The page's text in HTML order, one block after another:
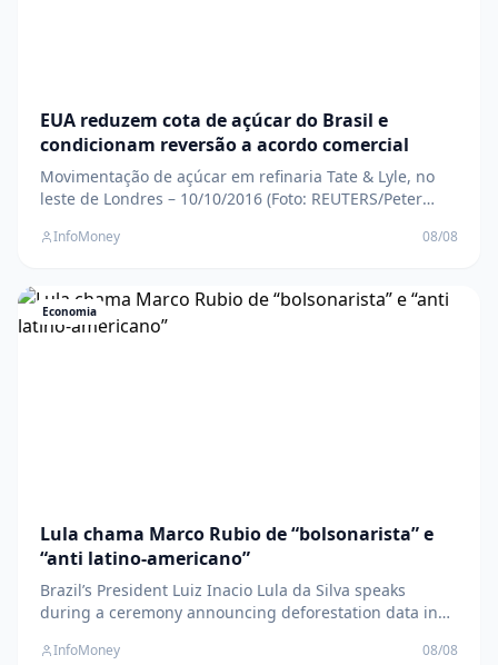
EUA reduzem cota de açúcar do Brasil e
condicionam reversão a acordo comercial
Movimentação de açúcar em refinaria Tate & Lyle, no
leste de Londres – 10/10/2016 (Foto: REUTERS/Peter
file="https://www.infomoney.com.br/wp-
mil toneladas do limite com tarifa menor; W
InfoMoney 08/08
Economia
Lula chama Marco Rubio de “bolsonarista” e
“anti latino-americano”
Brazil’s President Luiz Inacio Lula da Silva speaks
during a ceremony announcing deforestation data in
REUTERS/Adriano Machado " data-image-caption="
InfoMoney 08/08